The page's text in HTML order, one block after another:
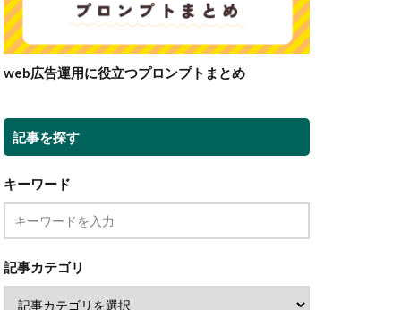
web広告運用に役立つプロンプトまとめ
記事を探す
キーワード
記事カテゴリ